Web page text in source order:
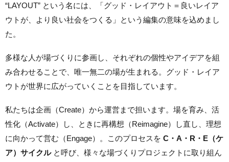
“LAYOUT” という名には、「グッド・レイアウト＝良いレイア
ウトが、より良い社会をつくる」という編集の意味を込めまし
た。
多様な人が場づくりに参画し、それぞれの個性やアイデアを組
み合わせることで、唯一無二の場が生まれる。グッド・レイア
ウトが世界に広がっていくことを目指しています。
私たちは企画（Create）から運営まで担います。場を育み、活
性化（Activate）し、ときに再構想（Reimagine）し直し、理想
に向かって営む（Engage）。このプロセスを C・A・R・E（ケ
ア）サイクルと呼び、様々な場づくりプロジェクトに取り組ん